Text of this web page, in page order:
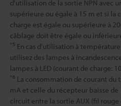
d'utilisation de la sortie NPN avec
supérieure ou égale à 15 m et si la
charge est égale ou supérieure à
câblage doit être égale ou
*5 En cas d'utilisation à température
utilisez des lampes à incandescence
lampes à LED (courant de charge:
*6 La consommation de courant du
mA et celle du récepteur baisse de
circuit entre la sortie AUX (fil rouge